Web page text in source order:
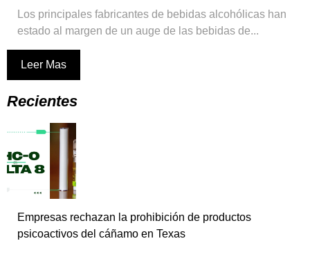
Los principales fabricantes de bebidas alcohólicas han
estado al margen de un auge de las bebidas de...
Leer Mas
Recientes
Empresas rechazan la prohibición de productos
psicoactivos del cáñamo en Texas